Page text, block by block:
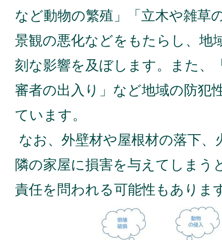
など動物の繁殖」「立木や雑草
景観の悪化などをもたらし、地
刻な影響を及ぼします。また、
審者の出入り」など地域の防犯
ています。
なお、外壁材や屋根材の落下、
隣の家屋に損害を与えてしまう
責任を問われる可能性もありま